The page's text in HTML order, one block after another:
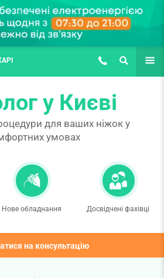
(067) 127-03-03
ПОШУК ЩЕ
у Києві
для ваших ніжок у
умовах
Нове обладнання Досвідчені фахівці
на консультацію